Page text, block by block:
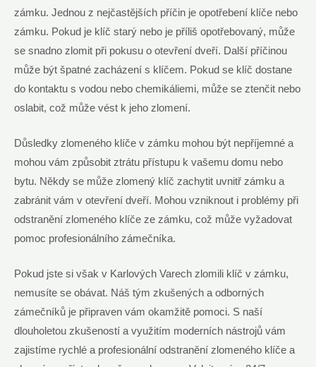
‍zámku.⁤ Jednou‌ z nejčastějších ‍příčin je‍ opotřebení klíče nebo
zámku. Pokud je klíč starý nebo je⁣ příliš opotřebovaný, může⁣
se ‌snadno zlomit při ‍pokusu o​ otevření​ dveří. Další příčinou
může být špatné zacházení s ⁢klíčem. Pokud se klíč ‌dostane⁣
do kontaktu ⁤s vodou ⁤nebo chemikáliemi, ​může se ztenčit nebo
oslabit, což může vést k ‍jeho zlomení.
Důsledky zlomeného⁤ klíče ⁢v zámku mohou být nepříjemné a
mohou vám ​způsobit ztrátu přístupu k vašemu‌ domu nebo
bytu. Někdy se ‌může zlomený klíč zachytit ‍uvnitř zámku a
zabránit‍ vám v otevření dveří. Mohou vzniknout ​i problémy při
odstranění zlomeného klíče ze ⁢zámku,⁣ což může ⁢vyžadovat
pomoc profesionálního⁣ zámečníka.
Pokud jste si‍ však v Karlových Varech zlomili klíč ‍v zámku,​
nemusíte se obávat. Náš tým zkušených a ⁤odborných
zámečníků je připraven vám okamžitě pomoci. S naší
dlouholetou zkušeností a využitím ​moderních ‍nástrojů vám
‍zajistíme rychlé a profesionální odstranění zlomeného klíče⁢ a